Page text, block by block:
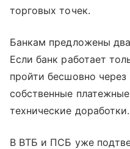
торговых точек.
Банкам предложены
Если банк работает
пройти бесшовно
собственные
технические доработки.
В ВТБ и ПСБ уже